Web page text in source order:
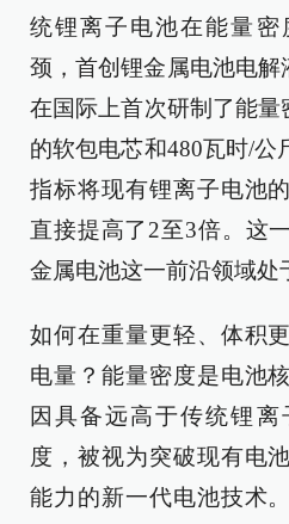
统锂离子电池在能量密
颈，首创锂金属电池电解
在国际上首次研制了能量
的软包电芯和480瓦时/公
指标将现有锂离子电池
直接提高了2至3倍。这
金属电池这一前沿领域处
如何在重量更轻、体积
电量？能量密度是电池
因具备远高于传统锂
度，被视为突破现有电
能力的新一代电池技术